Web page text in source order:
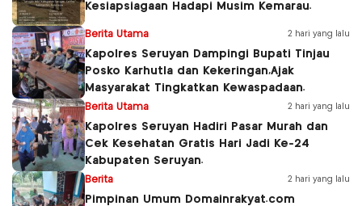
Kesiapsiagaan Hadapi Musim Kemarau.
Berita Utama 2 hari yang lalu
Kapolres Seruyan Dampingi Bupati Tinjau
Posko Karhutla dan Kekeringan,Ajak
Masyarakat Tingkatkan Kewaspadaan.
Berita Utama 2 hari yang lalu
Kapolres Seruyan Hadiri Pasar Murah dan
Cek Kesehatan Gratis Hari Jadi Ke-24
Kabupaten Seruyan.
Berita 2 hari yang lalu
Pimpinan Umum Domainrakyat.com